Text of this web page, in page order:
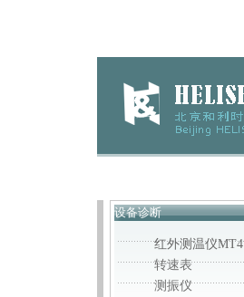
设备诊断
红外测温仪MT4
转速表
测振仪